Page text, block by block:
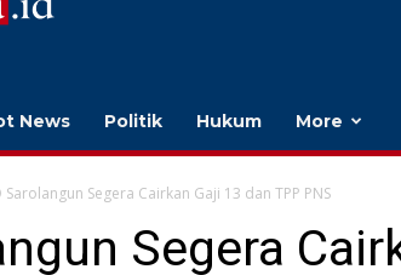
News Politik Hukum More
Sarolangun Segera Cairkan Gaji 13 dan TPP PNS
Segera